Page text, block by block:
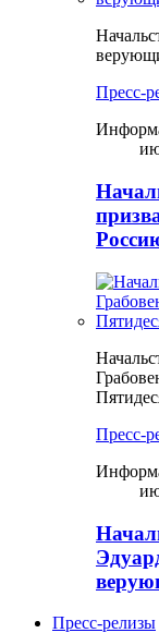
Пресс-
Пресс-
Пресс-релизы